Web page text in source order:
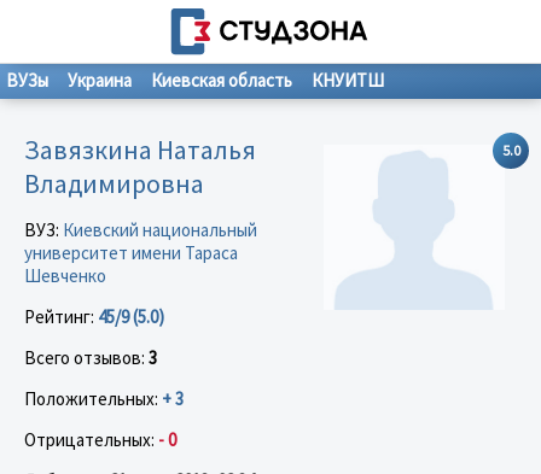
ВУЗы Украина Киевская область КНУИТШ
5.0
Завязкина Наталья
Владимировна
ВУЗ: Киевский национальный
университет имени Тараса
Шевченко
Рейтинг: 45/9 (5.0)
Всего отзывов: 3
Положительных: + 3
Отрицательных: - 0